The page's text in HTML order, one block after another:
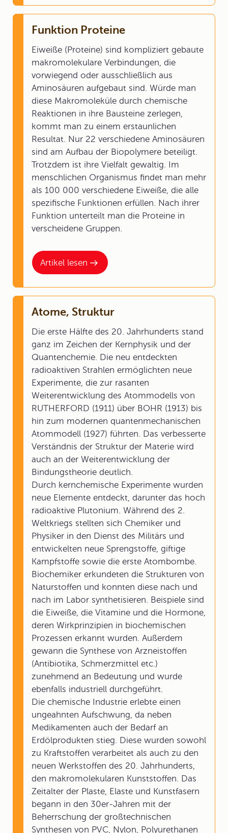
Artikel lesen
Funktion Proteine
Eiweiße (Proteine) sind kompliziert gebaute
makromolekulare Verbindungen, die
vorwiegend oder ausschließlich aus
Aminosäuren aufgebaut sind. Würde man
diese Makromoleküle durch chemische
Reaktionen in ihre Bausteine zerlegen,
kommt man zu einem erstaunlichen
Resultat. Nur 22 verschiedene Aminosäuren
sind am Aufbau der Biopolymere beteiligt.
Trotzdem ist ihre Vielfalt gewaltig. Im
menschlichen Organismus findet man mehr
als 100 000 verschiedene Eiweiße, die alle
spezifische Funktionen erfüllen. Nach ihrer
Funktion unterteilt man die Proteine in
verscheidene Gruppen.
Atome, Struktur
Die erste Hälfte des 20. Jahrhunderts stand
ganz im Zeichen der Kernphysik und der
Quantenchemie. Die neu entdeckten
radioaktiven Strahlen ermöglichten neue
Experimente, die zur rasanten
Weiterentwicklung des Atommodells von
RUTHERFORD (1911) über BOHR (1913) bis
hin zum modernen quantenmechanischen
Atommodell (1927) führten. Das verbesserte
Verständnis der Struktur der Materie wird
auch an der Weiterentwicklung der
Bindungstheorie deutlich.
Durch kernchemische Experimente wurden
neue Elemente entdeckt, darunter das hoch
radioaktive Plutonium. Während des 2.
Weltkriegs stellten sich Chemiker und
Physiker in den Dienst des Militärs und
entwickelten neue Sprengstoffe, giftige
Kampfstoffe sowie die erste Atombombe.
Biochemiker erkundeten die Strukturen von
Naturstoffen und konnten diese nach und
nach im Labor synthetisieren. Beispiele sind
die Eiweiße, die Vitamine und die Hormone,
deren Wirkprinzipien in biochemischen
Prozessen erkannt wurden. Außerdem
gewann die Synthese von Arzneistoffen
(Antibiotika, Schmerzmittel etc.)
zunehmend an Bedeutung und wurde
ebenfalls industriell durchgeführt.
Die chemische Industrie erlebte einen
ungeahnten Aufschwung, da neben
Medikamenten auch der Bedarf an
Erdölprodukten stieg. Diese wurden sowohl
zu Kraftstoffen verarbeitet als auch zu den
neuen Werkstoffen des 20. Jahrhunderts,
den makromolekularen Kunststoffen. Das
Zeitalter der Plaste, Elaste und Kunstfasern
begann in den 30er-Jahren mit der
Beherrschung der großtechnischen
Synthesen von PVC, Nylon, Polyurethanen